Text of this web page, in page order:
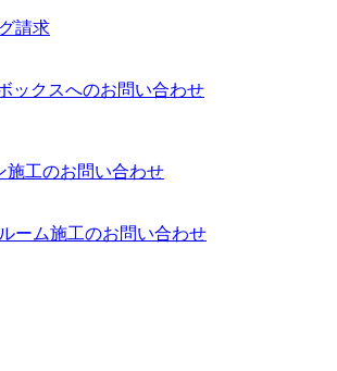
請求
ックスへのお問い合わせ
施工のお問い合わせ
ーム施工のお問い合わせ